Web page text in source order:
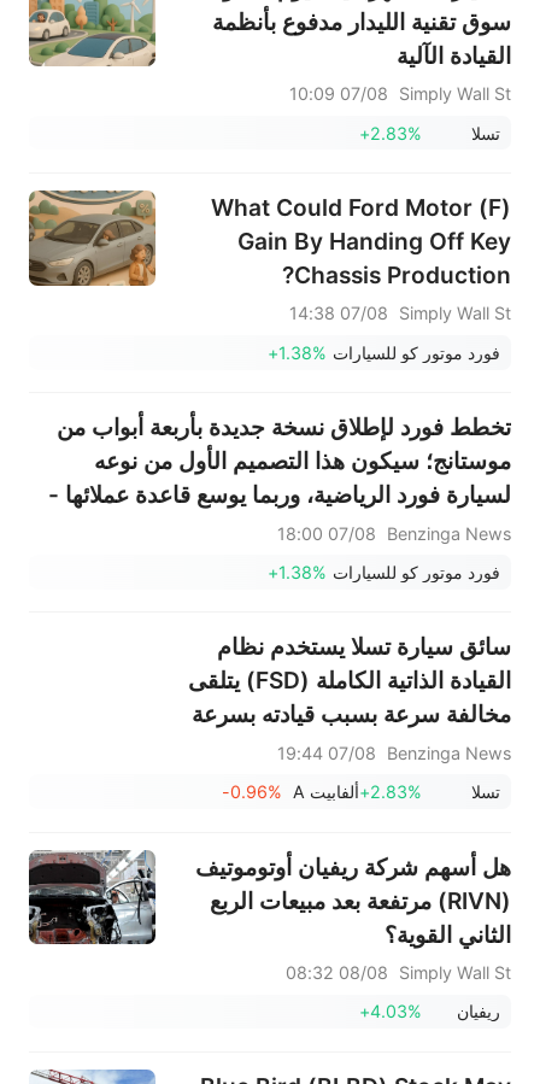
سوق تقنية الليدار مدفوع بأنظمة
القيادة الآلية
Simply Wall St
07/08 10:09
تسلا
+2.83%
What Could Ford Motor (F)
Gain By Handing Off Key
Chassis Production?
Simply Wall St
07/08 14:38
فورد موتور كو للسيارات +1.38%
تخطط فورد لإطلاق نسخة جديدة بأربعة أبواب من
موستانج؛ سيكون هذا التصميم الأول من نوعه
لسيارة فورد الرياضية، وربما يوسع قاعدة عملائها -
حصريًا لصحيفة وول ستريت جورنال
Benzinga News
07/08 18:00
فورد موتور كو للسيارات +1.38%
سائق سيارة تسلا يستخدم نظام
القيادة الذاتية الكاملة (FSD) يتلقى
مخالفة سرعة بسبب قيادته بسرعة
64 ميلاً في الساعة في منطقة
السرعة المحددة فيها 45 ميلاً في
Benzinga News
07/08 19:44
تسلا
+2.83%ألفابيت A -0.96%
هل أسهم شركة ريفيان أوتوموتيف
(RIVN) مرتفعة بعد مبيعات الربع
الثاني القوية؟
Simply Wall St
08/08 08:32
ريفيان
+4.03%